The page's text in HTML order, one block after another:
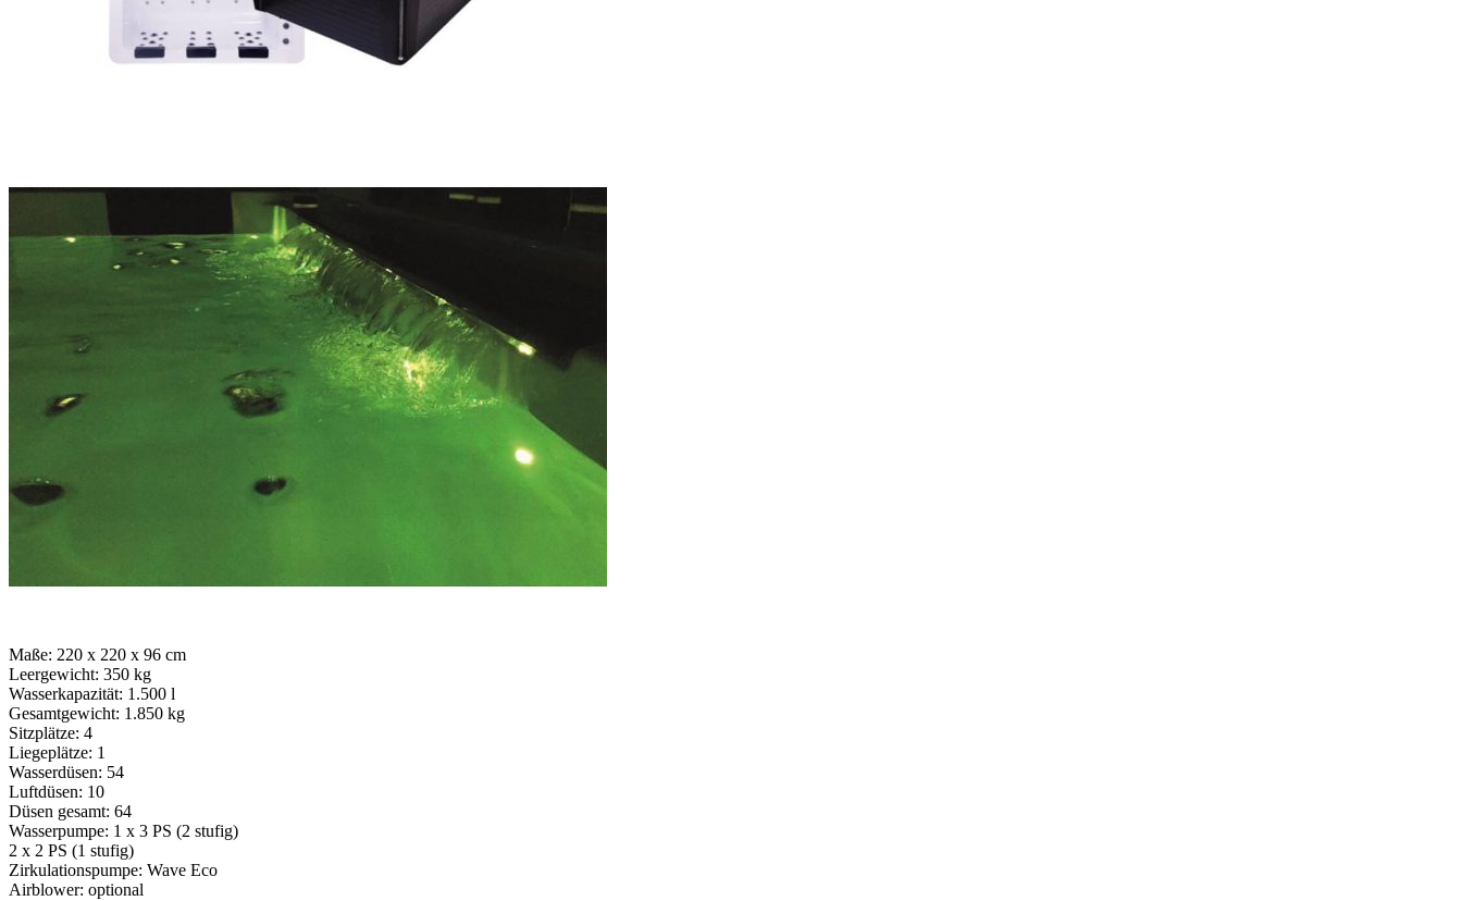
Maße: 220 x 220 x 96 cm
Leergewicht: 350 kg
Wasserkapazität: 1.500 l
Gesamtgewicht: 1.850 kg
Sitzplätze: 4
Liegeplätze: 1
Wasserdüsen: 54
Luftdüsen: 10
Düsen gesamt: 64
Wasserpumpe: 1 x 3 PS (2 stufig)
2 x 2 PS (1 stufig)
Zirkulationspumpe: Wave Eco
Airblower: optional